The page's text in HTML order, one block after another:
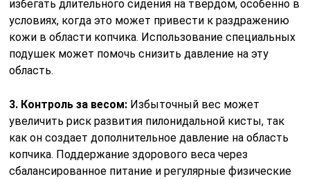
избегать длительного сидения на твердом, особенно в
условиях, когда это может привести к раздражению
кожи в области копчика. Использование специальных
подушек может помочь снизить давление на эту
область.
3. Контроль за весом: Избыточный вес может
увеличить риск развития пилонидальной кисты, так
как он создает дополнительное давление на область
копчика. Поддержание здорового веса через
сбалансированное питание и регулярные физические